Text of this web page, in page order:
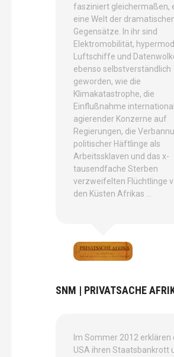
fasziniert gleichermaßen,
eine Welt der
Gegensätze. In ihr sind
Elektromobilität,
Luftschiffe und
ebenso selbstverständlich
geworden, wie die
Klimakatastrophe, die
Einflußnahme international
agierender Konzerne auf
Regierungen, die
politischer Häftlinge als
Arbeitssklaven und das x-
tausendfache Sterben
verzweifelten Flüchtlinge
den Küsten Afrikas …
SNM | PRIVATSACHE
Im Sommer 2012 erklären
USA ihren Staatsbankrott